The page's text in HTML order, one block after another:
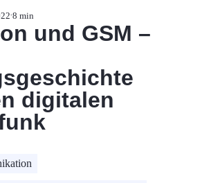
8 min
und GSM –
digitalen